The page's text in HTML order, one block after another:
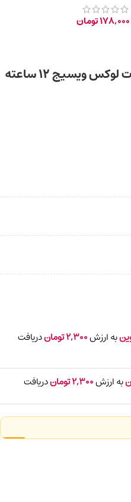
178,000تومان
ویسیج 12 ساعته
به ارزش2,300توماندریافت
به ارزش2,300توماندریافت